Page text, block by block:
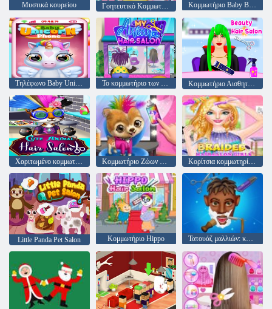
Μυστικά κουρείου Γοητευτικό Κομμωτήριο Κομμωτήριο Baby Bella Braid
Τηλέφωνο Baby Unicorn Το κομμωτήριο των ζώων μου Κομμωτήριο Αισθητικής
Χαριτωμένο κομμωτήριο ζώων Κομμωτήριο Ζώων Rock Star Κορίτσια κομμωτηρίου πλεξούδας
Little Panda Pet Salon Κομμωτήριο Hippo Τατουάζ μαλλιών: κουρέα